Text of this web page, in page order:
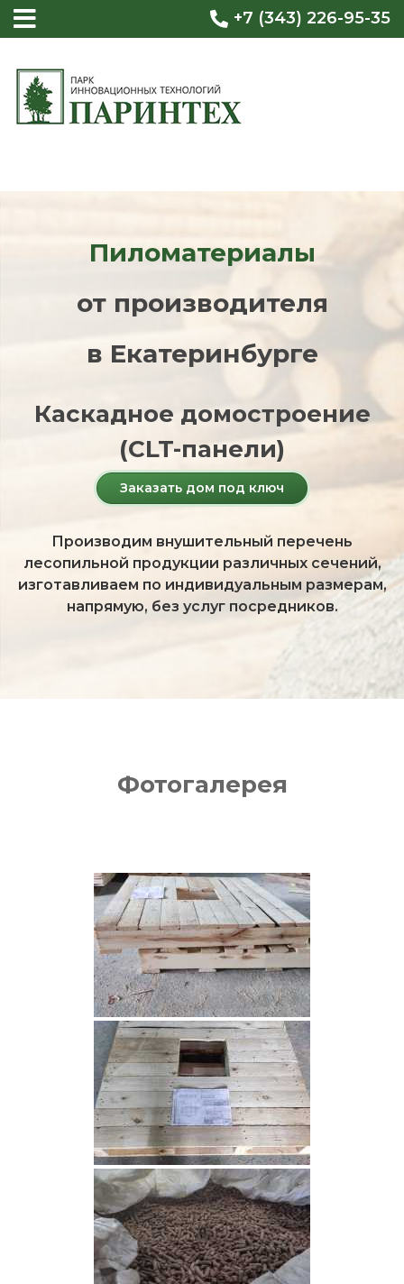
+7 (343) 226-95-35
Пиломатериалы
от производителя
в Екатеринбурге
Каскадное домостроение
(CLT-панели)
Заказать дом под ключ
Производим внушительный перечень
лесопильной продукции различных сечений,
изготавливаем по индивидуальным размерам,
напрямую, без услуг посредников.
Фотогалерея